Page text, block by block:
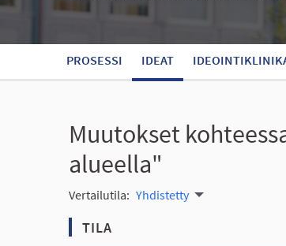
PROSESSI IDEAT
Muutokset
alueella"
Vertailutila: Yhdistetty
TILA